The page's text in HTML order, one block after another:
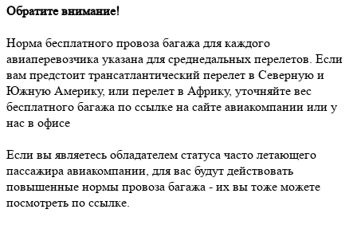
Обратите внимание!
Норма бесплатного провоза багажа для каждого
авиаперевозчика указана для среднедальных перелетов. Если
вам предстоит трансатлантический перелет в Северную и
Южную Америку, или перелет в Африку, уточняйте вес
бесплатного багажа по ссылке на сайте авиакомпании или у
нас в офисе
Если вы являетесь обладателем статуса часто летающего
пассажира авиакомпании, для вас будут действовать
повышенные нормы провоза багажа - их вы тоже можете
посмотреть по ссылке.